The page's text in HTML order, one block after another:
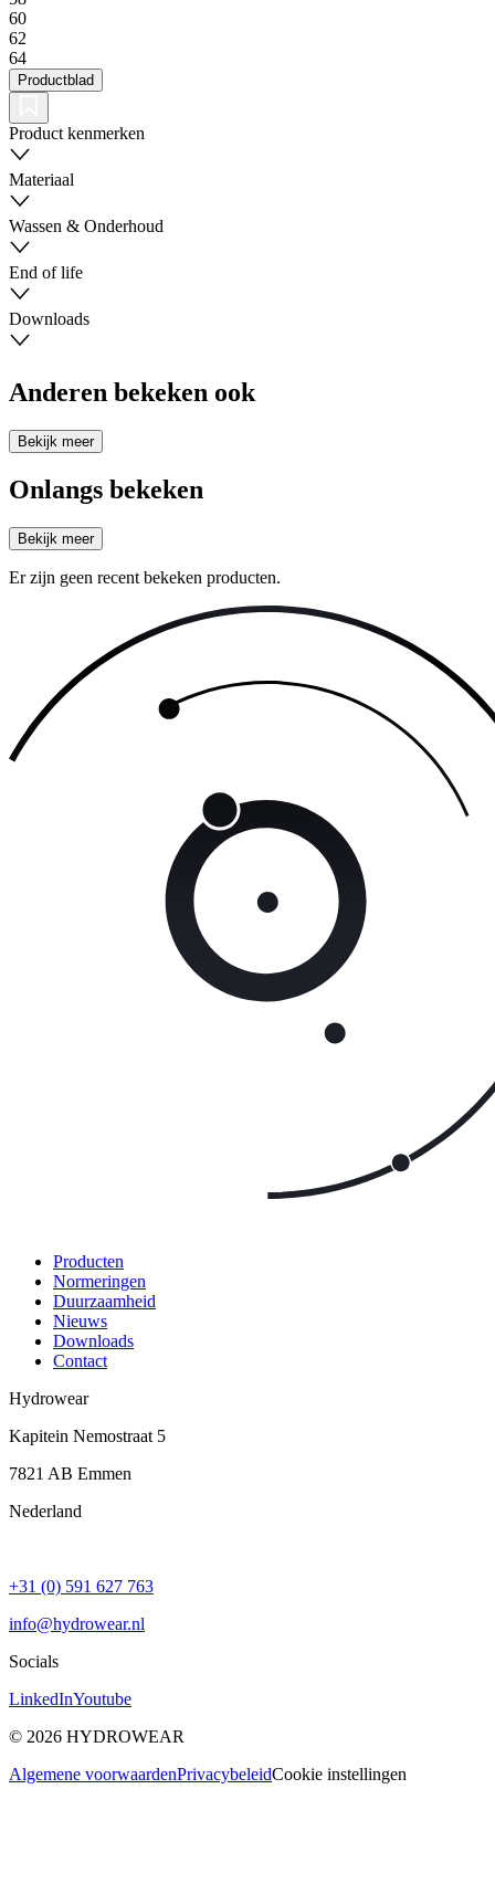
60
62
64
Productblad
Product kenmerken
Materiaal
Wassen & Onderhoud
End of life
Downloads
Anderen bekeken ook
Bekijk meer
Onlangs bekeken
Bekijk meer
Er zijn geen recent bekeken producten.
Producten
Normeringen
Duurzaamheid
Nieuws
Downloads
Contact
Hydrowear
Kapitein Nemostraat 5
7821 AB Emmen
Nederland
+31 (0) 591 627 763
info@hydrowear.nl
Socials
LinkedInYoutube
© 2026 HYDROWEAR
Algemene voorwaardenPrivacybeleidCookie instellingen